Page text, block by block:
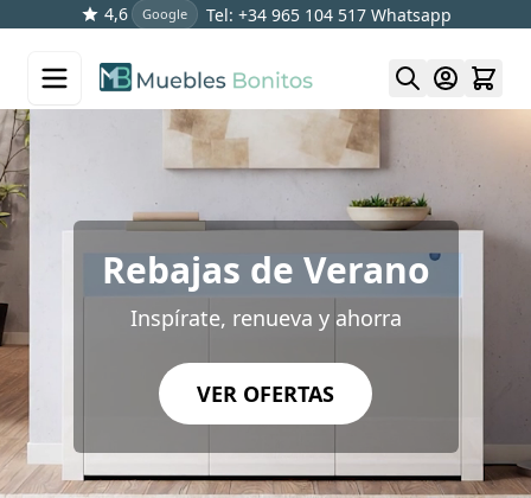
4,6 Google Tel: +34 965 104 517Whatsapp
Skip to Content
Rebajas de Verano
Inspírate, renueva y ahorra
VER OFERTAS